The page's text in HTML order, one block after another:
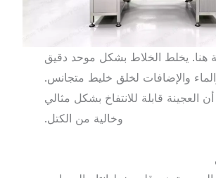
هنا. يخلط الخلاط بشكل موحد دقيق
والإضافات لخلق خليط متجانس.
العجينة قابلة للانتفاخ بشكل مثالي
وخالية من الكتل.